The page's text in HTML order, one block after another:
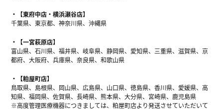
【東府中店・横浜瀬谷店】
千葉県、東京都、神奈川県、沖縄県
【一宮萩原店】
富山県、石川県、福井県、岐阜県、静岡県、愛知県、三重県、滋賀県、京
都府、大阪府、兵庫県、奈良県、和歌山県
【粕屋町店】
鳥取県、島根県、岡山県、広島県、山口県、徳島県、香川県、愛媛県、高
知県、福岡県、佐賀県、長崎県、熊本県、大分県、宮崎県、鹿児島県
※高度管理医療機器につきましては、粕屋町店より発送させていただいて